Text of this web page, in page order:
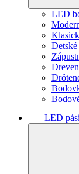
LED
LED